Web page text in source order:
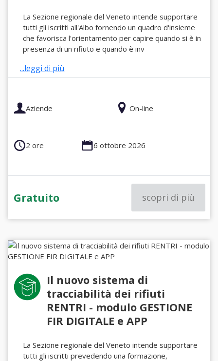
La Sezione regionale del Veneto intende supportare
tutti gli iscritti all'Albo fornendo un quadro d'insieme
che favorisca l'orientamento per capire quando si è in
presenza di un rifiuto e quando è inv
...leggi di più
Aziende On-line
2 ore 6 ottobre 2026
Gratuito scopri di più
Il nuovo sistema di
tracciabilità dei rifiuti
RENTRI - modulo GESTIONE
FIR DIGITALE e APP
La Sezione regionale del Veneto intende supportare
tutti gli iscritti prevedendo una formazione,